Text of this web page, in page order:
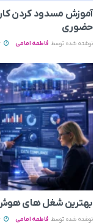
آموزش مسدود کردن
حضوری
نوشته شده توسط فاطمه امامی
بهترین شغل های هوش
نوشته شده توسط فاطمه امامی